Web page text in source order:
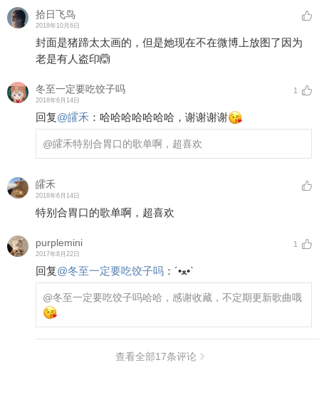
拾日飞鸟
2018年10月6日
封面是猪蹄太太画的，但是她现在不在微博上放图了因为
老是有人盗印🙆
冬至一定要吃饺子吗
2018年6月14日
1
回复@皬禾 ： 哈哈哈哈哈哈哈，谢谢谢谢
@皬禾特别合胃口的歌单啊，超喜欢
皬禾
2018年6月14日
特别合胃口的歌单啊，超喜欢
purplemini
2017年8月22日
1
回复@冬至一定要吃饺子吗 ： ‎´•ﻌ•`
@冬至一定要吃饺子吗哈哈，感谢收藏，不定期更新歌曲哦
查看全部17条评论